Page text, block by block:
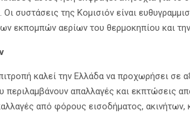
Οι συστάσεις της Κομισιόν είναι
εκπομπών αερίων του θερμοκηπίου και
καλεί την Ελλάδα να προχωρήσει σε
απαλλαγές και εκπτώσεις
από φόρους εισοδήματος,